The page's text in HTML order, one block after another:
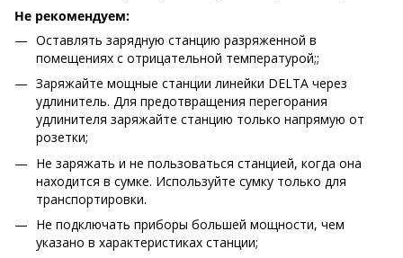
Не рекомендуем:
Оставлять зарядную станцию разряженной в
помещениях с отрицательной температурой;;
Заряжайте мощные станции линейки DELTA через
удлинитель. Для предотвращения перегорания
удлинителя заряжайте станцию только напрямую от
розетки;
Не заряжать и не пользоваться станцией, когда она
находится в сумке. Используйте сумку только для
транспортировки.
Не подключать приборы большей мощности, чем
указано в характеристиках станции;